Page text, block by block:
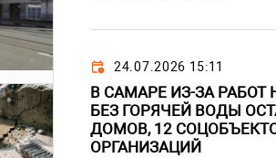
24.07.2026 15:11
В САМАРЕ ИЗ-ЗА РАБОТ
БЕЗ ГОРЯЧЕЙ ВОДЫ
ДОМОВ, 12
ОРГАНИЗАЦИЙ